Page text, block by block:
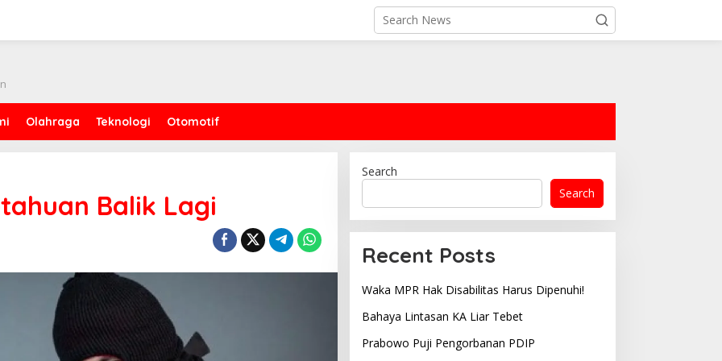
Olahraga Teknologi Otomotif
Balik Lagi
Search
Search
Recent Posts
Waka MPR Hak Disabilitas Harus Dipenuhi!
Bahaya Lintasan KA Liar Tebet
Prabowo Puji Pengorbanan PDIP